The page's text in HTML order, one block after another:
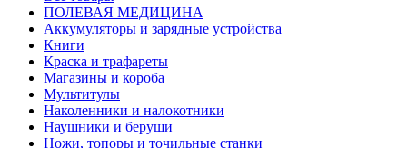
ПОЛЕВАЯ МЕДИЦИНА
Аккумуляторы и зарядные устройства
Книги
Краска и трафареты
Магазины и короба
Мультитулы
Наколенники и налокотники
Наушники и беруши
Ножи, топоры и точильные станки